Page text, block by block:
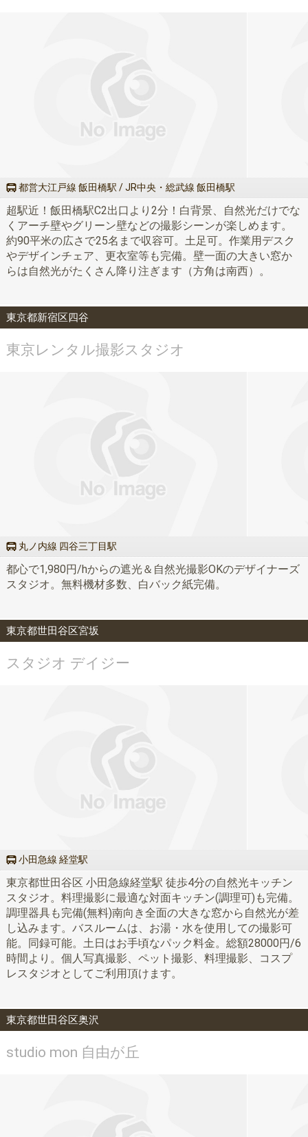
都営大江戸線 飯田橋駅 / JR中央・総武線 飯田橋駅
超駅近！飯田橋駅C2出口より2分！白背景、自然光だけでな
くアーチ壁やグリーン壁などの撮影シーンが楽しめます。
約90平米の広さで25名まで収容可。土足可。作業用デスク
やデザインチェア、更衣室等も完備。壁一面の大きい窓か
らは自然光がたくさん降り注ぎます（方角は南西）。
東京都新宿区四谷
東京レンタル撮影スタジオ
丸ノ内線 四谷三丁目駅
都心で1,980円/hからの遮光＆自然光撮影OKのデザイナーズ
スタジオ。無料機材多数、白バック紙完備。
東京都世田谷区宮坂
スタジオ デイジー
小田急線 経堂駅
東京都世田谷区 小田急線経堂駅 徒歩4分の自然光キッチン
スタジオ。料理撮影に最適な対面キッチン(調理可)も完備。
調理器具も完備(無料)南向き全面の大きな窓から自然光が差
し込みます。バスルームは、お湯・水を使用しての撮影可
能。同録可能。土日はお手頃なパック料金。総額28000円/6
時間より。個人写真撮影、ペット撮影、料理撮影、コスプ
レスタジオとしてご利用頂けます。
東京都世田谷区奥沢
studio mon 自由が丘